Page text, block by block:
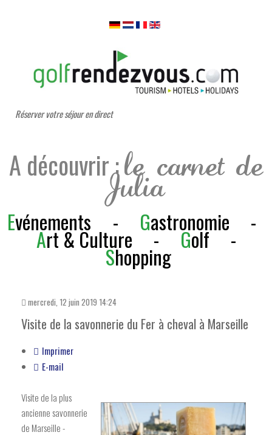
Réserver votre séjour en direct
A découvrir : le carnet de
Julia
Evénements - Gastronomie -
Art & Culture -Golf-
Shopping
mercredi, 12 juin 2019 14:24
Visite de la savonnerie du Fer à cheval à Marseille
Imprimer
E-mail
Visite de la plus
ancienne savonnerie
de Marseille -